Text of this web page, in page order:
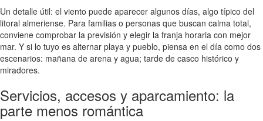
Un detalle útil: el viento puede aparecer algunos días, algo típico del
litoral almeriense. Para familias o personas que buscan calma total,
conviene comprobar la previsión y elegir la franja horaria con mejor
mar. Y si lo tuyo es alternar playa y pueblo, piensa en el día como dos
escenarios: mañana de arena y agua; tarde de casco histórico y
miradores.
Servicios, accesos y aparcamiento: la
parte menos romántica